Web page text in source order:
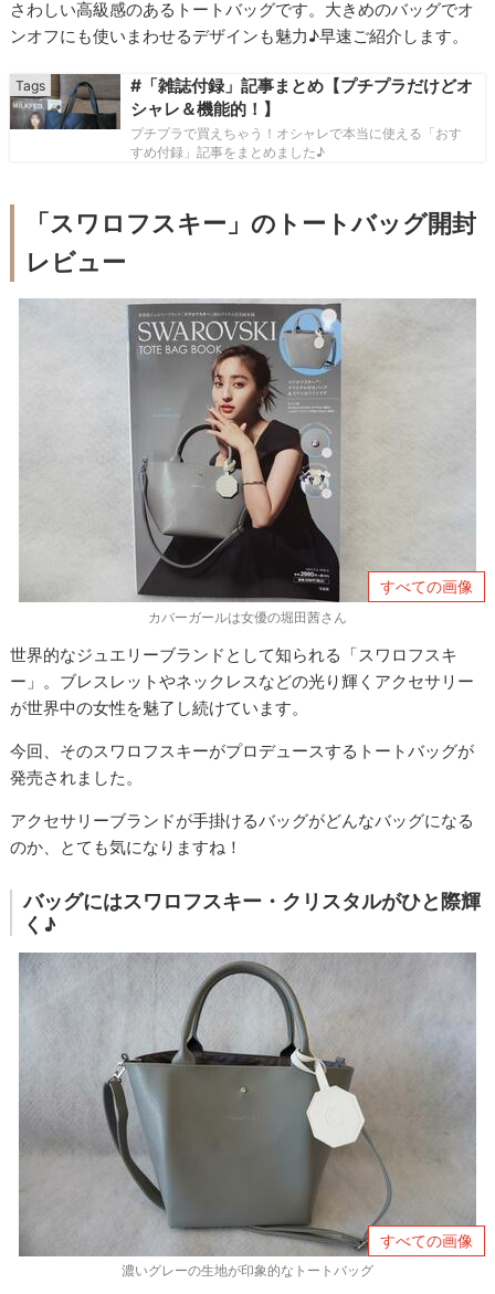
さわしい高級感のあるトートバッグです。大きめのバッグでオ
ンオフにも使いまわせるデザインも魅力♪早速ご紹介します。
#「雑誌付録」記事まとめ【プチプラだけどオ
シャレ＆機能的！】
プチプラで買えちゃう！オシャレで本当に使える「おす
すめ付録」記事をまとめました♪
「スワロフスキー」のトートバッグ開封
レビュー
すべての画像
カバーガールは女優の堀田茜さん
世界的なジュエリーブランドとして知られる「スワロフスキ
ー」。ブレスレットやネックレスなどの光り輝くアクセサリー
が世界中の女性を魅了し続けています。
今回、そのスワロフスキーがプロデュースするトートバッグが
発売されました。
アクセサリーブランドが手掛けるバッグがどんなバッグになる
のか、とても気になりますね！
バッグにはスワロフスキー・クリスタルがひと際輝
く♪
すべての画像
濃いグレーの生地が印象的なトートバッグ